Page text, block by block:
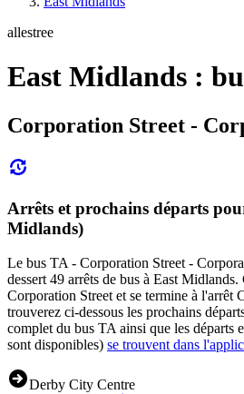
allestree
East Midlands :
Corporation Street -
Arrêts et prochains départs
Midlands)
Le bus TA - Corporation Street -
dessert 49 arrêts de bus à East
Corporation Street et se termine à l'arrêt
trouverez ci-dessous les prochains
complet du bus TA ainsi que les départs
sont disponibles) se trouvent dans
Derby City Centre